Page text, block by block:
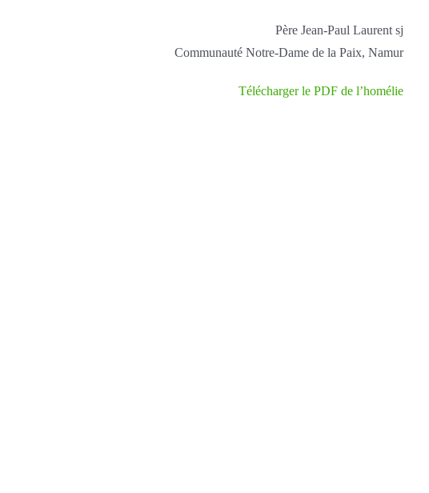
Père Jean-Paul Laurent sj
Communauté Notre-Dame de la Paix, Namur
Télécharger le PDF de l’homélie